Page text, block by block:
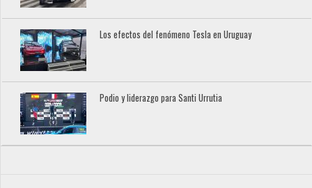
Los efectos del fenómeno Tesla en Uruguay
Podio y liderazgo para Santi Urrutia